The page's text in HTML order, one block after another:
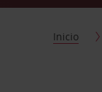
Inicio